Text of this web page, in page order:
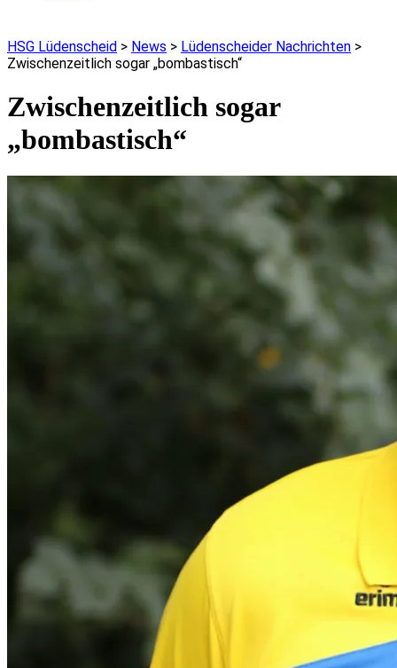
HSG Lüdenscheid > News > Lüdenscheider Nachrichten >
Zwischenzeitlich sogar „bombastisch“
Zwischenzeitlich sogar
„bombastisch“